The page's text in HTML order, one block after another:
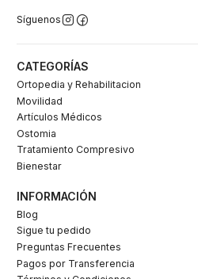
Síguenos
CATEGORÍAS
Ortopedia y Rehabilitacion
Movilidad
Artículos Médicos
Ostomia
Tratamiento Compresivo
Bienestar
INFORMACIÓN
Blog
Sigue tu pedido
Preguntas Frecuentes
Pagos por Transferencia